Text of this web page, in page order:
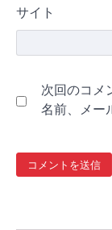
サイト
次回のコメ
名前、メー